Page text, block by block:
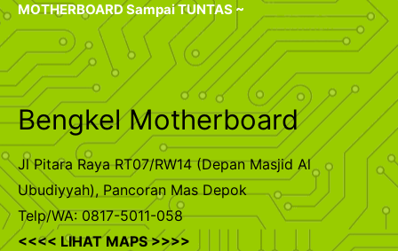
MOTHERBOARD Sampai TUNTAS ~
Bengkel Motherboard
Jl Pitara Raya RT07/RW14 (Depan Masjid Al
Ubudiyyah), Pancoran Mas Depok
Telp/WA: 0817-5011-058
<<<< LIHAT MAPS >>>>